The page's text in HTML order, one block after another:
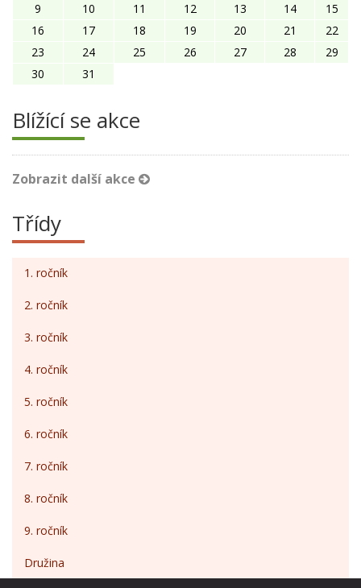
9
10 11 12 13 14
15
16
17 18 19 20 21
22
23
24 25 26 27 28
29
30
31
Blížící se akce
Zobrazit další akce
Třídy
1. ročník
2. ročník
3. ročník
4. ročník
5. ročník
6. ročník
7. ročník
8. ročník
9. ročník
Družina